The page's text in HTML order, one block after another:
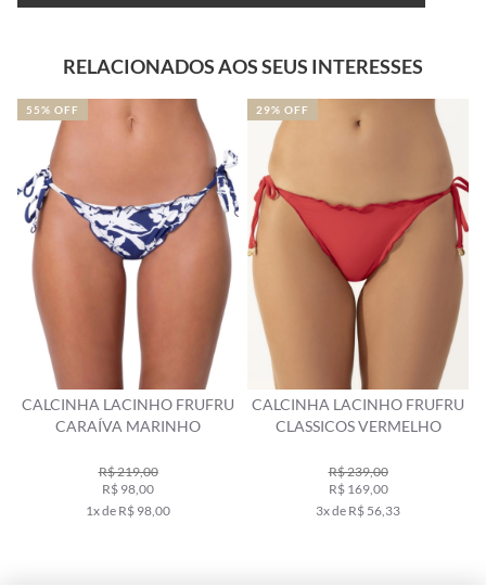
RELACIONADOS AOS SEUS INTERESSES
CALCINHA LACINHO FRUFRU
CARAÍVA MARINHO
R$ 219,00
R$ 98,00
1x de R$ 98,00
55% OFF
CALCINHA LACINHO FRUFRU
CLASSICOS VERMELHO
R$ 239,00
R$ 169,00
3x de R$ 56,33
29% OFF